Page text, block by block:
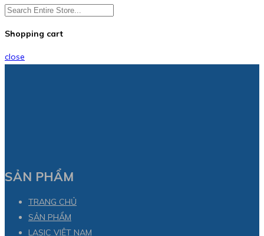
Shopping cart
close
SẢN PHẨM
TRANG CHỦ
SẢN PHẨM
LASIC VIỆT NAM